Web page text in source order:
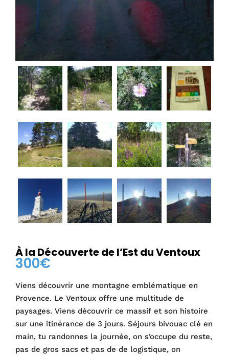
À la Découverte de l’Est du Ventoux
300€
Viens découvrir une montagne emblématique en
Provence. Le Ventoux offre une multitude de
paysages. Viens découvrir ce massif et son histoire
sur une itinérance de 3 jours. Séjours bivouac clé en
main, tu randonnes la journée, on s’occupe du reste,
pas de gros sacs et pas de de logistique, on